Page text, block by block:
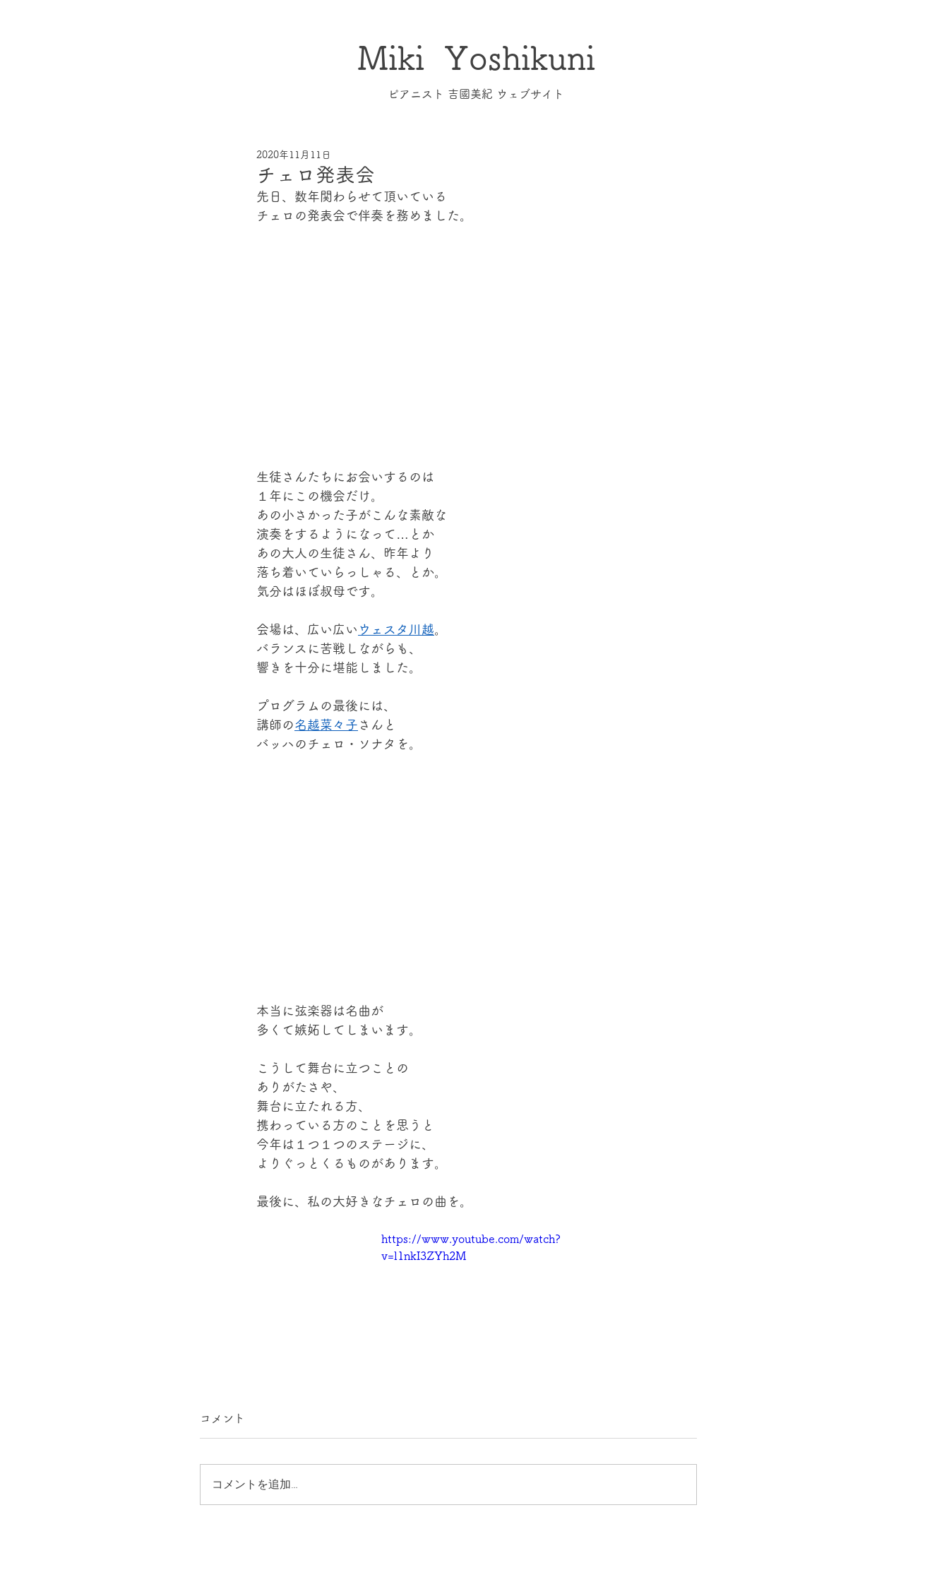
Miki Yoshikuni
​ピアニスト 吉國美紀 ウェブサイト
チェロ発表会
2020年11月11日
先日、数年関わらせて頂いている
チェロの発表会で伴奏を務めました。
生徒さんたちにお会いするのは
１年にこの機会だけ。
あの小さかった子がこんな素敵な
演奏をするようになって…とか
あの大人の生徒さん、昨年より
落ち着いていらっしゃる、とか。
気分はほぼ叔母です。
会場は、広い広い ウェスタ川越。
バランスに苦戦しながらも、
響きを十分に堪能しました。
プログラムの最後には、
講師の名越菜々子 さんと
バッハのチェロ・ソナタを。
本当に弦楽器は名曲が
多くて嫉妬してしまいます。
こうして舞台に立つことの
ありがたさや、
舞台に立たれる方、
携わっている方のことを思うと
今年は１つ１つのステージに、
よりぐっとくるものがあります。
最後に、私の大好きなチェロの曲を。
https://www.youtube.com/watch?
v=l1nkI3ZYh2M
コメント
コメントを追加…